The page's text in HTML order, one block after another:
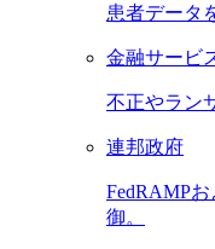
患者データ
金融サービ
不正やラン
連邦政府
FedRAMP
御。